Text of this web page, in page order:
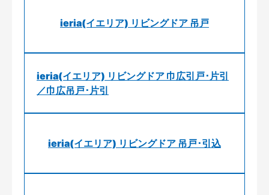
ieria(イエリア) リビングドア 吊戸
ieria(イエリア) リビングドア 巾広引戸･片引
／巾広吊戸･片引
ieria(イエリア) リビングドア 吊戸･引込